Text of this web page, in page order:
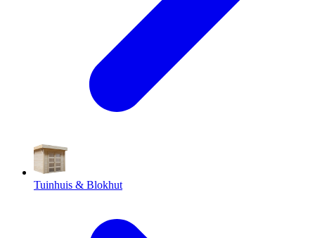
Tuinhuis & Blokhut